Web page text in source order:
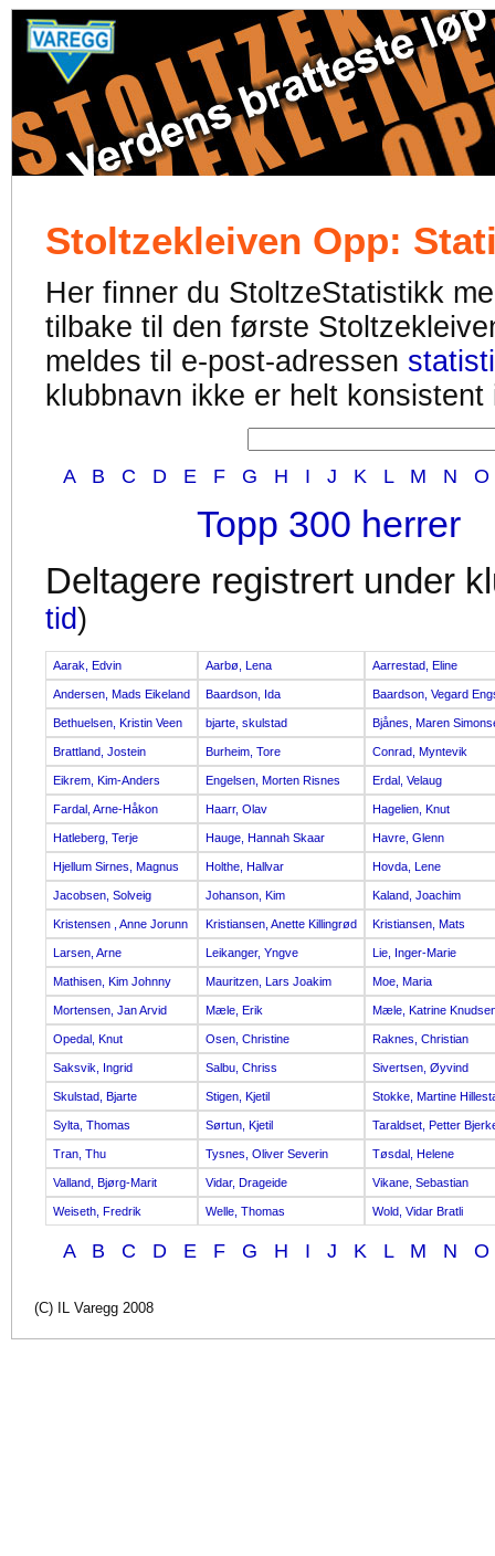
Stoltzekleiven Opp:
Her finner du StoltzeStatistikk
tilbake til den første
meldes til e-post-adressen
klubbnavn ikke er helt
A B C D E F G H I J K L M N O
Topp 300 herrer
Deltagere registrert under
tid)
Aarak, Edvin Aarbø, Lena Aarrestad, Eline
Andersen, Mads Eikeland Baardson, Ida Baardson, Vegard
Bethuelsen, Kristin Veen bjarte, skulstad Bjånes, Maren
Brattland, Jostein Burheim, Tore Conrad, Myntevik
Eikrem, Kim-Anders Engelsen, Morten Risnes Erdal, Velaug
Fardal, Arne-Håkon Haarr, Olav Hagelien, Knut
Hatleberg, Terje Hauge, Hannah Skaar Havre, Glenn
Hjellum Sirnes, Magnus Holthe, Hallvar Hovda, Lene
Jacobsen, Solveig Johanson, Kim Kaland, Joachim
Kristensen , Anne Jorunn Kristiansen, Anette Killingrød Kristiansen, Mats
Larsen, Arne Leikanger, Yngve Lie, Inger-Marie
Mathisen, Kim Johnny Mauritzen, Lars Joakim Moe, Maria
Mortensen, Jan Arvid Mæle, Erik Mæle, Katrine
Opedal, Knut Osen, Christine Raknes, Christian
Saksvik, Ingrid Salbu, Chriss Sivertsen, Øyvind
Skulstad, Bjarte Stigen, Kjetil Stokke, Martine
Sylta, Thomas Sørtun, Kjetil Taraldset, Petter
Tran, Thu Tysnes, Oliver Severin Tøsdal, Helene
Valland, Bjørg-Marit Vidar, Drageide Vikane, Sebastian
Weiseth, Fredrik Welle, Thomas Wold, Vidar Bratli
A B C D E F G H I J K L M N O
(C) IL Varegg 2008